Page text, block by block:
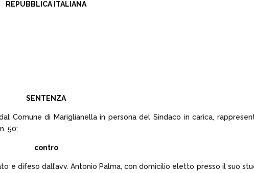
REPUBBLICA ITALIANA
SENTENZA
di Mariglianella in persona del Sindaco in carica,
50;
contro
e difeso dall’avv. Antonio Palma, con domicilio eletto presso il suo